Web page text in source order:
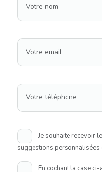
Votre nom
Votre email
Votre téléphone
Je souhaite recevoir
suggestions personnalisées
En cochant la case